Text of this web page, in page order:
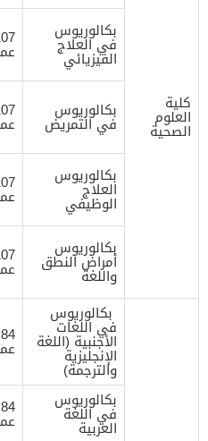
كلية
العلوم
الصحية
بكالوريوس
في العلاج
الفيزيائي
بكالوريوس
في التمريض
بكالوريوس
العلاج
الوظيفي
بكالوريوس
أمراض النطق
واللغة
بكالوريوس
في اللغات
الأجنبية (اللغة
الإنجليزية
والترجمة)
بكالوريوس
في اللغة
العربية